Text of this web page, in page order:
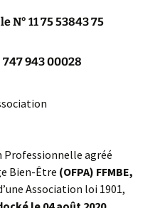
N° 11 75 53843 75
747 943 00028
Professionnelle agréé
Bien-Être (OFPA) FFMBE,
Association loi 1901,